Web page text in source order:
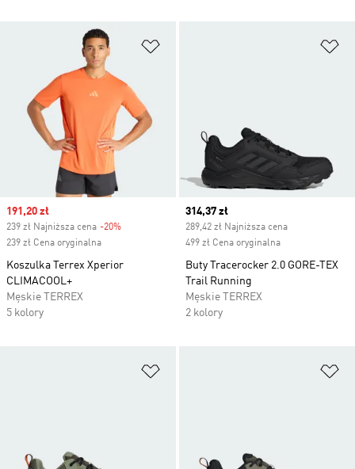
Sale price
191,20 zł
239 zł Najniższa cena -20%
239 zł Cena oryginalna
Koszulka Terrex Xperior
CLIMACOOL+
Męskie TERREX
5 kolory
Current price
314,37 zł
289,42 zł Najniższa cena
499 zł Cena oryginalna
Buty Tracerocker 2.0 GORE-TEX
Trail Running
Męskie TERREX
2 kolory